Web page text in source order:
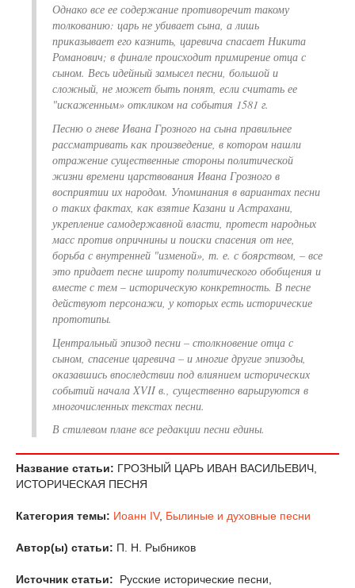
Однако все ее содержание противоречит такому
толкованию: царь не убивает сына, а лишь
приказывает его казнить, царевича спасает Никита
Романович; в финале происходит примирение отца с
сыном. Весь идейный замысел песни, большой и
сложный, не может быть понят, если считать ее
"искаженным» откликом на события 1581 г.
Песню о гневе Ивана Грозного на сына правильнее
рассматривать как произведение, в котором нашли
отражение существенные стороны политической
жизни времени царствования Ивана Грозного в
восприятии их народом. Упоминания в вариантах песни
о таких фактах, как взятие Казани и Астрахани,
укрепление самодержавной власти, протест народных
масс против опричнины и поиски спасения от нее,
борьба с внутренней "изменой», т. е. с боярством, – все
это придает песне широту политического обобщения и
вместе с тем – историческую конкретность. В песне
действуют персонажи, у которых есть исторические
прототипы.
Центральный эпизод песни – столкновение отца с
сыном, спасение царевича – и многие другие эпизоды,
оказавшись впоследствии под влиянием исторических
событий начала XVII в., существенно варьируются в
многочисленных текстах песни.
В стилевом плане все редакции песни едины.
Название статьи: ГРОЗНЫЙ ЦАРЬ ИВАН ВАСИЛЬЕВИЧ,
ИСТОРИЧЕСКАЯ ПЕСНЯ
Категория темы: Иоанн IV, Былиные и духовные песни
Автор(ы) статьи: П. Н. Рыбников
Источник статьи:
Русские исторические песни,